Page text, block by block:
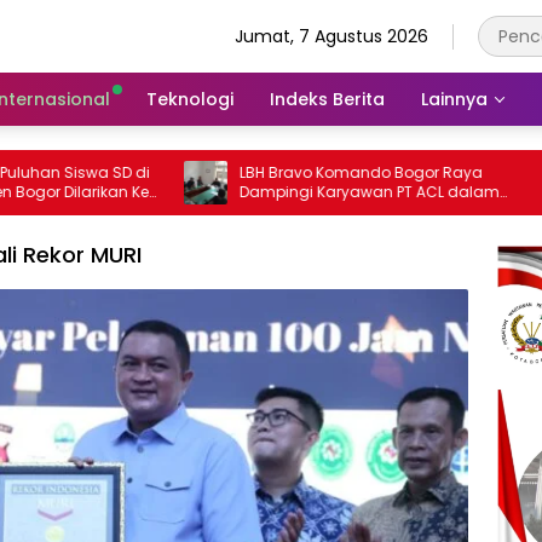
Jumat, 7 Agustus 2026
Teknologi Indeks Berita Lainnya
LBH Bravo Komando Bogor Raya
Dampingi Karyawan PT ACL dalam
Sengketa PHK di Disnaker Kabupaten
385
Rekor MURI